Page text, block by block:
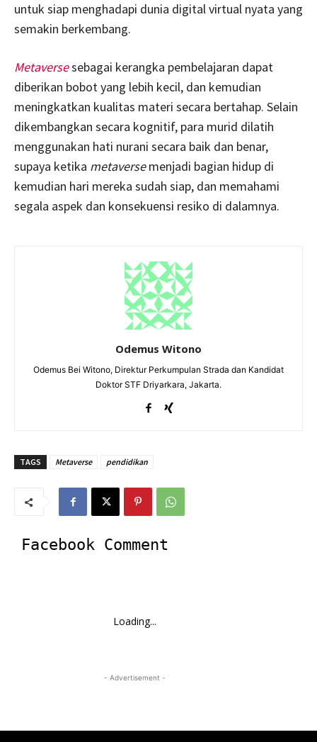
untuk siap menghadapi dunia digital virtual nyata yang
semakin berkembang.
Metaversesebagai kerangka pembelajaran dapat
diberikan bobot yang lebih kecil, dan kemudian
meningkatkan kualitas materi secara bertahap. Selain
dikembangkan secara kognitif, para murid dilatih
menggunakan hati nurani secara baik dan benar,
supaya ketika metaversemenjadi bagian hidup di
kemudian hari mereka sudah siap, dan memahami
segala aspek dan konsekuensi resiko di dalamnya.
Odemus Witono
Odemus Bei Witono, Direktur Perkumpulan Strada dan Kandidat
Doktor STF Driyarkara, Jakarta.
TAGS Metaverse pendidikan
Facebook Comment
Loading...
- Advertisement -